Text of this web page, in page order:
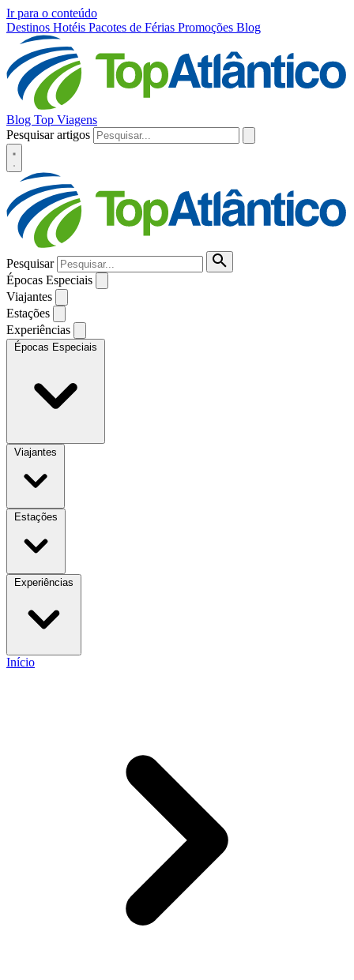
Ir para o conteúdo
Destinos Hotéis Pacotes de Férias Promoções Blog
Blog Top Viagens
Pesquisar artigos
Pesquisar
Épocas Especiais
Viajantes
Estações
Experiências
Épocas Especiais
Viajantes
Estações
Experiências
Início